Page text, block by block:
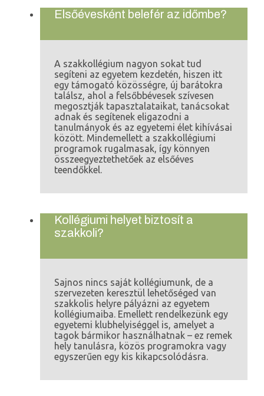
Elsőévesként belefér az időmbe?
A szakkollégium nagyon sokat tud
segíteni az egyetem kezdetén, hiszen itt
egy támogató közösségre, új barátokra
találsz, ahol a felsőbbévesek szívesen
megosztják tapasztalataikat, tanácsokat
adnak és segítenek eligazodni a
tanulmányok és az egyetemi élet kihívásai
között. Mindemellett a szakkollégiumi
programok rugalmasak, így könnyen
összeegyeztethetőek az elsőéves
teendőkkel.
Kollégiumi helyet biztosít a
szakkoli?
Sajnos nincs saját kollégiumunk, de a
szervezeten keresztül lehetőséged van
szakkolis helyre pályázni az egyetem
kollégiumaiba. Emellett rendelkezünk egy
egyetemi klubhelyiséggel is, amelyet a
tagok bármikor használhatnak – ez remek
hely tanulásra, közös programokra vagy
egyszerűen egy kis kikapcsolódásra.